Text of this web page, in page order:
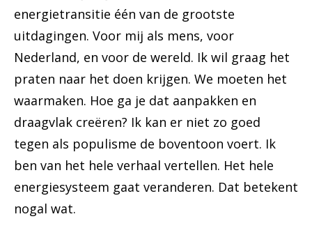
energietransitie één van de grootste
uitdagingen. Voor mij als mens, voor
Nederland, en voor de wereld. Ik wil graag het
praten naar het doen krijgen. We moeten het
waarmaken. Hoe ga je dat aanpakken en
draagvlak creëren? Ik kan er niet zo goed
tegen als populisme de boventoon voert. Ik
ben van het hele verhaal vertellen. Het hele
energiesysteem gaat veranderen. Dat betekent
nogal wat.